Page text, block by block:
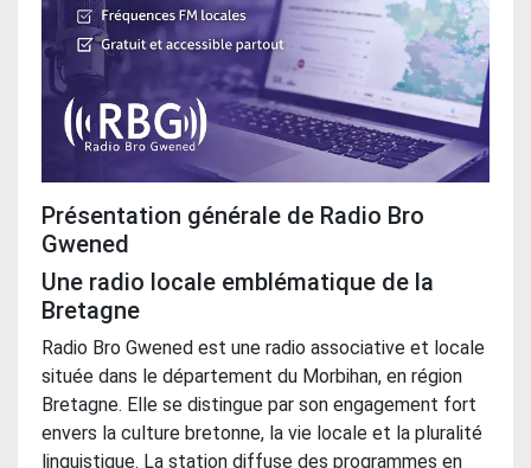
Présentation générale de Radio Bro
Gwened
Une radio locale emblématique de la
Bretagne
Radio Bro Gwened est une radio associative et locale
située dans le département du Morbihan, en région
Bretagne. Elle se distingue par son engagement fort
envers la culture bretonne, la vie locale et la pluralité
linguistique. La station diffuse des programmes en